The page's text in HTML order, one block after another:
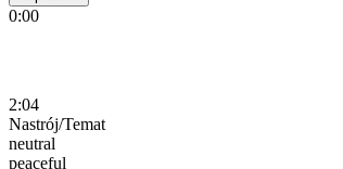
0:00
2:04
Nastrój/Temat
neutral
peaceful